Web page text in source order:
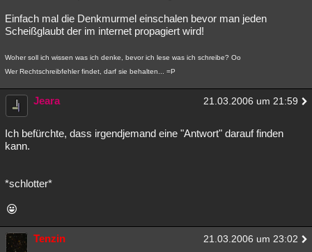
Einfach mal die Denkmurmel einschalen bevor man jeden
Scheißglaubt der im internet propagiert wird!
Woher soll ich wissen was ich denke, bevor ich lese was ich schreibe? Oo
Wer Rechtschreibfehler findet, darf sie behalten... =P
Jeara 21.03.2006 um 21:59
Ich befürchte, dass irgendjemand eine "Antwort" darauf finden
kann.
*schlotter*
Tenzin 21.03.2006 um 23:02